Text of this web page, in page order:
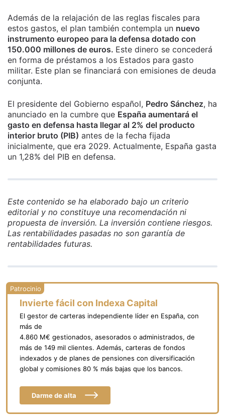
Además de la relajación de las reglas fiscales para
estos gastos, el plan también contempla un nuevo
instrumento europeo para la defensa dotado con
150.000 millones de euros. Este dinero se concederá
en forma de préstamos a los Estados para gasto
militar. Este plan se financiará con emisiones de deuda
conjunta.
El presidente del Gobierno español, Pedro Sánchez, ha
anunciado en la cumbre que España aumentará el
gasto en defensa hasta llegar al 2% del producto
interior bruto (PIB) antes de la fecha fijada
inicialmente, que era 2029. Actualmente, España gasta
un 1,28% del PIB en defensa.
Este contenido se ha elaborado bajo un criterio
editorial y no constituye una recomendación ni
propuesta de inversión. La inversión contiene riesgos.
Las rentabilidades pasadas no son garantía de
rentabilidades futuras.
Invierte fácil con Indexa Capital
El gestor de carteras independiente líder en España, con
más de
4.860 M€ gestionados, asesorados o administrados, de
más de 149 mil clientes. Además, carteras de fondos
indexados y de planes de pensiones con diversificación
global y comisiones 80 % más bajas que los bancos.
Darme de alta